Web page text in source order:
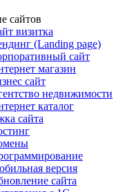
сайтов
визитка
(Landing page)
сайт
магазин
сайт
недвижимости
каталог
сайта
версия
сайта